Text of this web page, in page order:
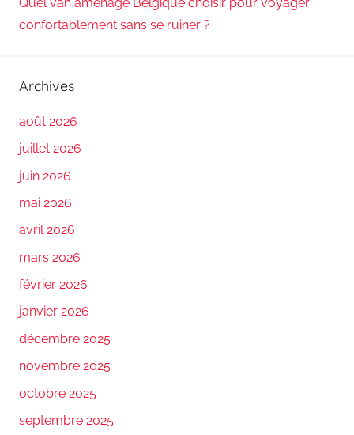
confortablement sans se ruiner ?
Archives
août 2026
juillet 2026
juin 2026
mai 2026
avril 2026
mars 2026
février 2026
janvier 2026
décembre 2025
novembre 2025
octobre 2025
septembre 2025